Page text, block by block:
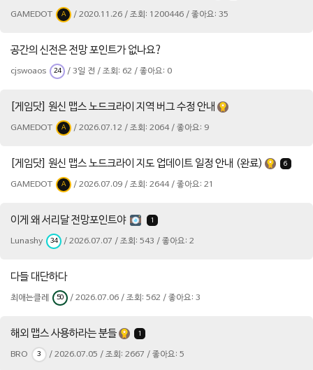
GAMEDOT A / 2020.11.26 / 조회: 1200446 / 좋아요: 35
공간의 신전은 전망 포인트가 없나요?
cjswoaos 24 / 3일 전 / 조회: 62 / 좋아요: 0
[게임닷] 원신 맵스 노드크라이 지역 버그 수정 안내
GAMEDOT A / 2026.07.12 / 조회: 2064 / 좋아요: 9
[게임닷] 원신 맵스 노드크라이 지도 업데이트 일정 안내 (완료) 6
GAMEDOT A / 2026.07.09 / 조회: 2644 / 좋아요: 21
이게 왜 서리달 전망포인트야 1
Lunashy 34 / 2026.07.07 / 조회: 543 / 좋아요: 2
다들 대단하다
최애는클레 50 / 2026.07.06 / 조회: 562 / 좋아요: 3
해외 맵스 사용하라는 분들 1
BRO 3 / 2026.07.05 / 조회: 2667 / 좋아요: 5